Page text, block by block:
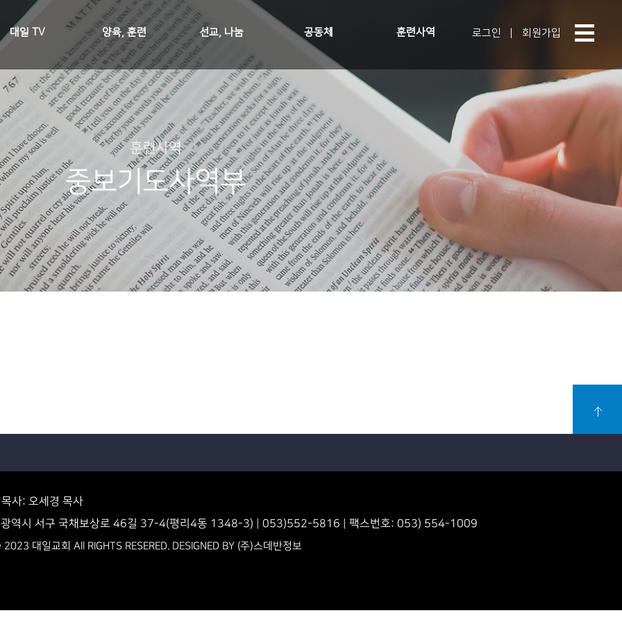
대일 TV 양육, 훈련 선교, 나눔 공동체 훈련사역 로그인 회원가입
훈련사역
중보기도사역부
사: 오세경 목사
역시 서구 국채보상로 46길 37-4(평리4동 1348-3) | 053)552-5816 | 팩스번호: 053) 554-1009
대일교회 All RIGHTS RESERED. DESIGNED BY (주)스데반정보